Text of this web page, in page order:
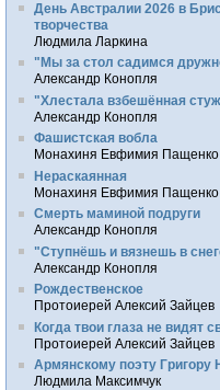
День Австралии 2026 в
творчества
Людмила Ларкина
"Мы за стол садимся
Александр Конопля
"Хлестала взбешённая
Александр Конопля
Фашистская вобла
Монахиня Евфимия Пащенко
Нераскаянная
Монахиня Евфимия Пащенко
Смерть маминой подруги
Александр Конопля
"Ступнёшь и вязнешь в
Александр Конопля
Рождественское
Протоиерей Алексий Зайцев
Когда твои глаза не видят
Протоиерей Алексий Зайцев
Армянскому поэту Григору
Людмила Максимчук